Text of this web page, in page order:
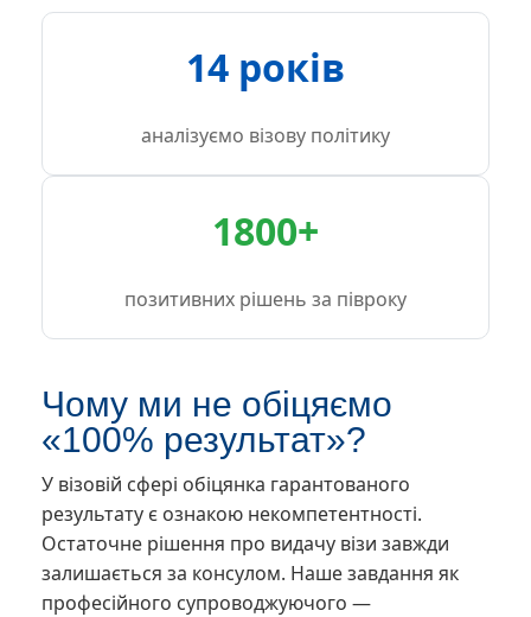
14 років
аналізуємо візову політику
1800+
позитивних рішень за півроку
Чому ми не обіцяємо
«100% результат»?
У візовій сфері обіцянка гарантованого
результату є ознакою некомпетентності.
Остаточне рішення про видачу візи завжди
залишається за консулом. Наше завдання як
професійного супроводжуючого —